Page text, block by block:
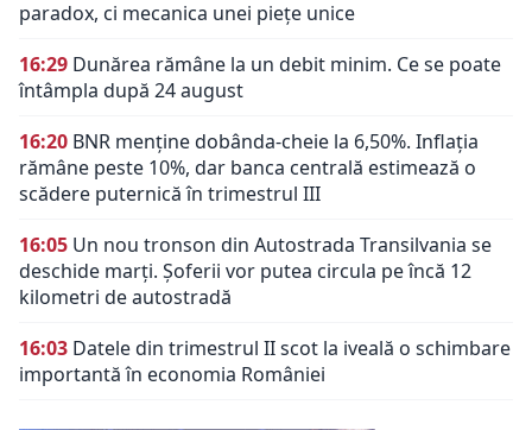
paradox, ci mecanica unei piețe unice
16:29 Dunărea rămâne la un debit minim. Ce se poate
întâmpla după 24 august
16:20 BNR menține dobânda-cheie la 6,50%. Inflația
rămâne peste 10%, dar banca centrală estimează o
scădere puternică în trimestrul III
16:05 Un nou tronson din Autostrada Transilvania se
deschide marți. Șoferii vor putea circula pe încă 12
kilometri de autostradă
16:03 Datele din trimestrul II scot la iveală o schimbare
importantă în economia României